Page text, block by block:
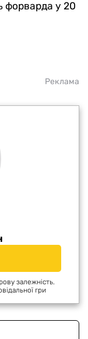
форварда у 20
Реклама
залежність.
гри